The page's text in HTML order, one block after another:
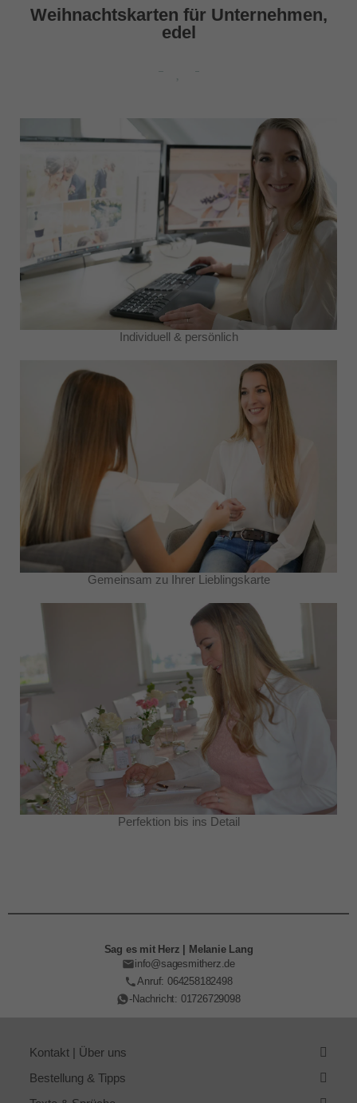
Weihnachtskarten für Unternehmen,
edel
Individuell & persönlich
Gemeinsam zu Ihrer Lieblingskarte
Perfektion bis ins Detail
Sag es mit Herz | Melanie Lang
info@sagesmitherz.de
Anruf: 064258182498
-Nachricht: 01726729098
Kontakt | Über uns
Bestellung & Tipps